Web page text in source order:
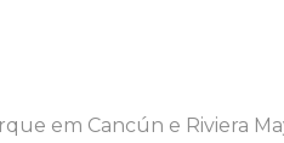
em Cancún e Riviera